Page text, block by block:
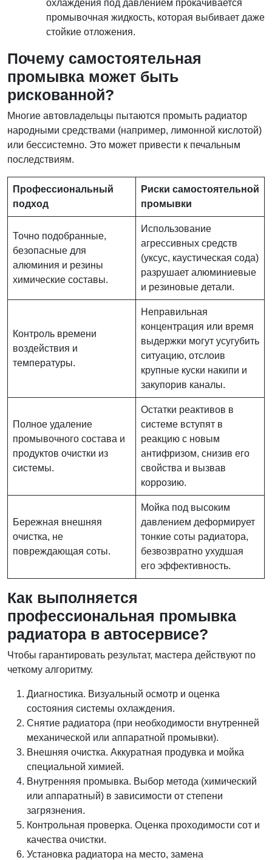
охлаждения под давлением прокачивается
промывочная жидкость, которая выбивает даже
стойкие отложения.
Почему самостоятельная
промывка может быть
рискованной?
Многие автовладельцы пытаются промыть радиатор
народными средствами (например, лимонной кислотой)
или бессистемно. Это может привести к печальным
последствиям.
Профессиональный
подход
Риски самостоятельной
промывки
Точно подобранные,
безопасные для
алюминия и резины
химические составы.
Использование
агрессивных средств
(уксус, каустическая сода)
разрушает алюминиевые
и резиновые детали.
Контроль времени
воздействия и
температуры.
Неправильная
концентрация или время
выдержки могут усугубить
ситуацию, отслоив
крупные куски накипи и
закупорив каналы.
Полное удаление
промывочного состава и
продуктов очистки из
системы.
Остатки реактивов в
системе вступят в
реакцию с новым
антифризом, снизив его
свойства и вызвав
коррозию.
Бережная внешняя
очистка, не
повреждающая соты.
Мойка под высоким
давлением деформирует
тонкие соты радиатора,
безвозвратно ухудшая
его эффективность.
Как выполняется
профессиональная промывка
радиатора в автосервисе?
Чтобы гарантировать результат, мастера действуют по
четкому алгоритму.
Диагностика. Визуальный осмотр и оценка
состояния системы охлаждения.
Снятие радиатора (при необходимости внутренней
механической или аппаратной промывки).
Внешняя очистка. Аккуратная продувка и мойка
специальной химией.
Внутренняя промывка. Выбор метода (химический
или аппаратный) в зависимости от степени
загрязнения.
Контрольная проверка. Оценка проходимости сот и
качества очистки.
Установка радиатора на место, замена